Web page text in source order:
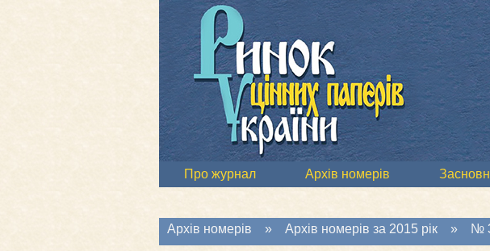
Про журнал Архів номерів
Архів номерів » Архів номерів за 2015 рік » №